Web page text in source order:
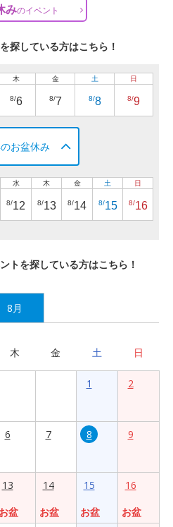
みのイベント
探している方はこちら！
木
8/6
金
8/7
土
8/8
日
8/9
お盆休み
水
8/12
木
8/13
金
8/14
土
8/15
日
8/16
トを探している方はこちら！
8月
木 金 土 日
1 2
6 7 8 9
13
お盆
14
お盆
15
お盆
16
お盆